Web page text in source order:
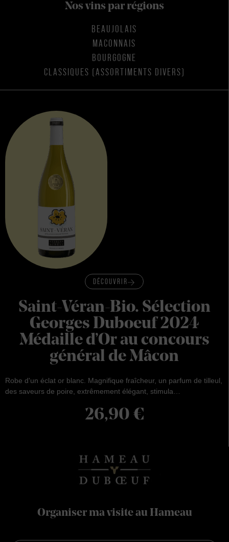
Nos vins par régions
BEAUJOLAIS
MACONNAIS
BOURGOGNE
CLASSIQUES (ASSORTIMENTS DIVERS)
DÉCOUVRIR
Saint-Véran-Bio. Sélection
Georges Duboeuf 2024
Médaille d’Or au concours
général de Mâcon
Robe d'un éclat or blanc. Magnifique fraîcheur, un parfum de tilleul,
des saveurs de poire, extrêmement élégant, stimula…
26,90 €
Organiser ma visite au Hameau